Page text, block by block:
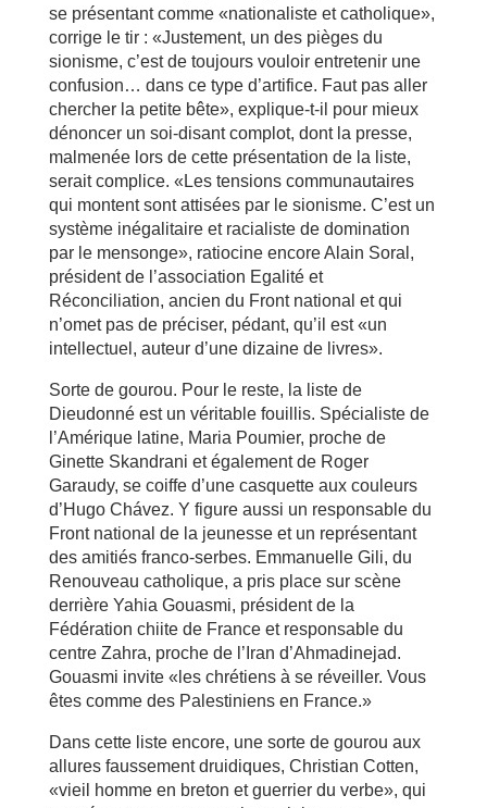
se présentant comme «nationaliste et catholique»,
corrige le tir : «Justement, un des pièges du
sionisme, c’est de toujours vouloir entretenir une
confusion… dans ce type d’artifice. Faut pas aller
chercher la petite bête», explique-t-il pour mieux
dénoncer un soi-disant complot, dont la presse,
malmenée lors de cette présentation de la liste,
serait complice. «Les tensions communautaires
qui montent sont attisées par le sionisme. C’est un
système inégalitaire et racialiste de domination
par le mensonge», ratiocine encore Alain Soral,
président de l’association Egalité et
Réconciliation, ancien du Front national et qui
n’omet pas de préciser, pédant, qu’il est «un
intellectuel, auteur d’une dizaine de livres».
Sorte de gourou. Pour le reste, la liste de
Dieudonné est un véritable fouillis. Spécialiste de
l’Amérique latine, Maria Poumier, proche de
Ginette Skandrani et également de Roger
Garaudy, se coiffe d’une casquette aux couleurs
d’Hugo Chávez. Y figure aussi un responsable du
Front national de la jeunesse et un représentant
des amitiés franco-serbes. Emmanuelle Gili, du
Renouveau catholique, a pris place sur scène
derrière Yahia Gouasmi, président de la
Fédération chiite de France et responsable du
centre Zahra, proche de l’Iran d’Ahmadinejad.
Gouasmi invite «les chrétiens à se réveiller. Vous
êtes comme des Palestiniens en France.»
Dans cette liste encore, une sorte de gourou aux
allures faussement druidiques, Christian Cotten,
«vieil homme en breton et guerrier du verbe», qui